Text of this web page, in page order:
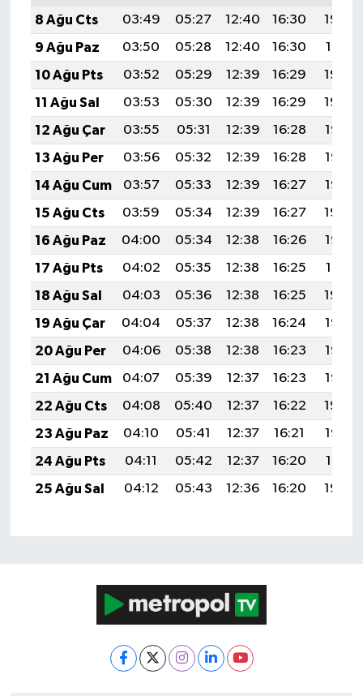
8 Ağu Cts
03:49 05:27 12:40 16:30
19:43
9 Ağu Paz
03:50 05:28 12:40 16:30
19:41
10 Ağu Pts
03:52 05:29 12:39 16:29
19:40
11 Ağu Sal
03:53 05:30 12:39 16:29
19:39
12 Ağu Çar
03:55 05:31 12:39 16:28
19:38
13 Ağu Per
03:56 05:32 12:39 16:28
19:36
14 Ağu Cum
03:57 05:33 12:39 16:27
19:35
15 Ağu Cts
03:59 05:34 12:39 16:27
19:34
16 Ağu Paz
04:00 05:34 12:38 16:26
19:32
17 Ağu Pts
04:02 05:35 12:38 16:25
19:31
18 Ağu Sal
04:03 05:36 12:38 16:25
19:30
19 Ağu Çar
04:04 05:37 12:38 16:24
19:28
20 Ağu Per
04:06 05:38 12:38 16:23
19:27
21 Ağu Cum
04:07 05:39 12:37 16:23
19:25
22 Ağu Cts
04:08 05:40 12:37 16:22
19:24
23 Ağu Paz
04:10 05:41 12:37 16:21
19:22
24 Ağu Pts
04:11 05:42 12:37 16:20
19:21
25 Ağu Sal
04:12 05:43 12:36 16:20 19:20